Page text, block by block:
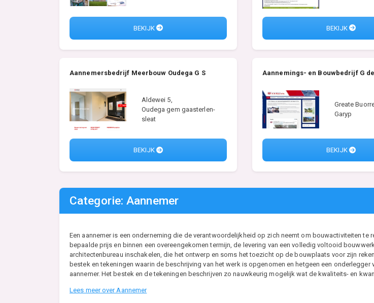
BEKIJK BEKIJK
Aannemersbedrijf Meerbouw Oudega G S
Aldewei 5,
Oudega gem gaasterlen-
sleat
BEKIJK
Aannemings- en Bouwbedrijf G
Greate
Garyp
BEKIJK
Categorie: Aannemer
Een aannemer is een onderneming die de verantwoordelijkheid op zich neemt om bouwactiviteiten te
bepaalde prijs en binnen een overeengekomen termijn, de levering van een volledig voltooid
architectenbureau inschakelen, die het ontwerp en soms het toezicht op de bouwplaats voor zijn
bestek en tekeningen waarin de beschrijving van het werk is opgenomen en hetgeen een
aannemer. Het bestek en de tekeningen beschrijven zo nauwkeurig mogelijk wat de kwaliteits- en
Lees meer over Aannemer